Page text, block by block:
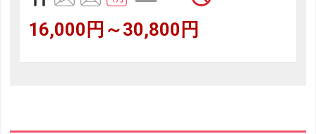
16,000円～30,800円